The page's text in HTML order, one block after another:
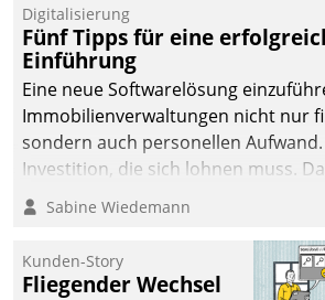
Digitalisierung
Fünf Tipps für eine
Einführung
Eine neue Softwarelösung
Immobilienverwaltungen nicht nur
sondern auch personellen
Investition, die sich lohnen muss.
nachhaltige Optimierung der
dieses Ziel erreicht wird, sollten
Sabine Wiedemann
Kunden-Story
Fliegender Wechsel